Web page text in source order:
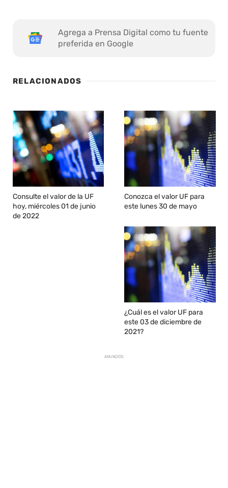
Agrega a Prensa Digital como tu fuente
preferida en Google
RELACIONADOS
Consulte el valor de la UF
hoy, miércoles 01 de junio
de 2022
Conozca el valor UF para
este lunes 30 de mayo
¿Cuál es el valor UF para
este 03 de diciembre de
2021?
ANUNCIOS